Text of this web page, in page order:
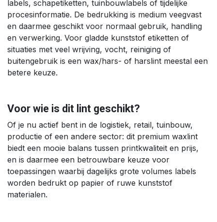
labels, schapetiketten, tuinbouwlabels of tijdelijke
procesinformatie. De bedrukking is medium veegvast
en daarmee geschikt voor normaal gebruik, handling
en verwerking. Voor gladde kunststof etiketten of
situaties met veel wrijving, vocht, reiniging of
buitengebruik is een wax/hars- of harslint meestal een
betere keuze.
Voor wie is dit lint geschikt?
Of je nu actief bent in de logistiek, retail, tuinbouw,
productie of een andere sector: dit premium waxlint
biedt een mooie balans tussen printkwaliteit en prijs,
en is daarmee een betrouwbare keuze voor
toepassingen waarbij dagelijks grote volumes labels
worden bedrukt op papier of ruwe kunststof
materialen.